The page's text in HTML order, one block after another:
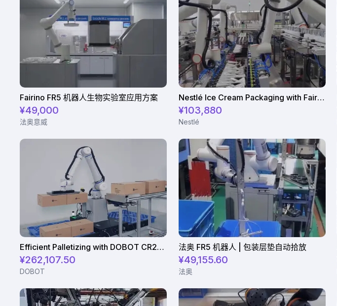
Fairino FR5 机器人生物实验室应用方案
¥49,000
法奥意威
Nestlé Ice Cream Packaging with Fairino FR10 robots
¥103,880
Nestlé
Efficient Palletizing with DOBOT CR20A
¥262,107.50
DOBOT
法奥 FR5 机器人 | 包装层垫自动拾放
¥49,155.60
法奥